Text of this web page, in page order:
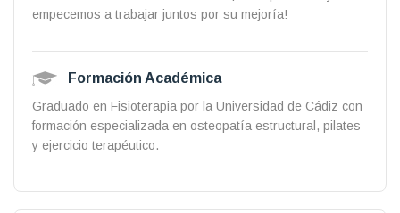
empecemos a trabajar juntos por su mejoría!
Formación Académica
Graduado en Fisioterapia por la Universidad de Cádiz con
formación especializada en osteopatía estructural, pilates
y ejercicio terapéutico.